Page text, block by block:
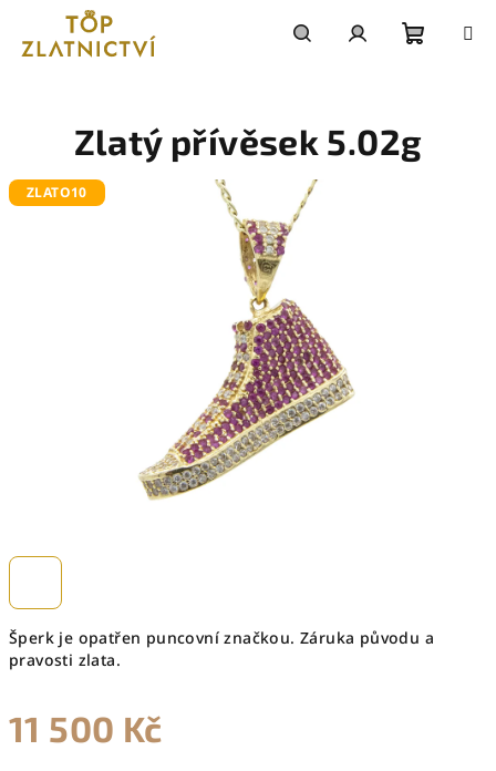
obsah
košík
Šperk je opatřen puncovní značkou. Záruka původu a
pravosti zlata.
11 500 Kč
Zlatý přívěsek 5.02g
ZLATO10